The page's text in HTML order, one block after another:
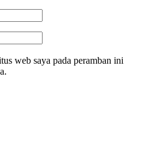
web saya pada peramban ini